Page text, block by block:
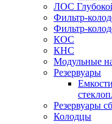
ЛОС
Фильтр-
Фильтр-
КОС
КНС
Модульные
Резервуары
Резервуары
Колодцы